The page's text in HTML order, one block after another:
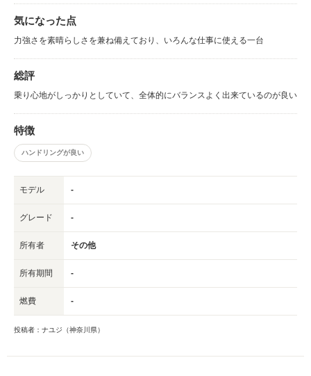
気になった点
力強さを素晴らしさを兼ね備えており、いろんな仕事に使える一台
総評
乗り心地がしっかりとしていて、全体的にバランスよく出来ているのが良い
特徴
ハンドリングが良い
モデル -
グレード -
所有者 その他
所有期間 -
燃費 -
投稿者：ナユジ（神奈川県）